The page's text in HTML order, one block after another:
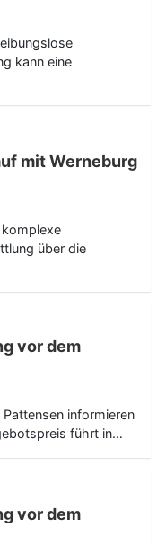
kann eine
mit Werneburg
komplexe
über die
vor dem
informieren
führt in…
vor dem